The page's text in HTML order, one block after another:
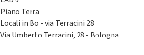
Piano Terra
Locali in Bo - via Terracini 28
Via Umberto Terracini, 28 - Bologna